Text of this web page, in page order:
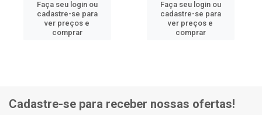
Faça seu login ou
cadastre-se para
ver preços e
comprar
Faça seu login ou
cadastre-se para
ver preços e
comprar
Cadastre-se para receber nossas ofertas!